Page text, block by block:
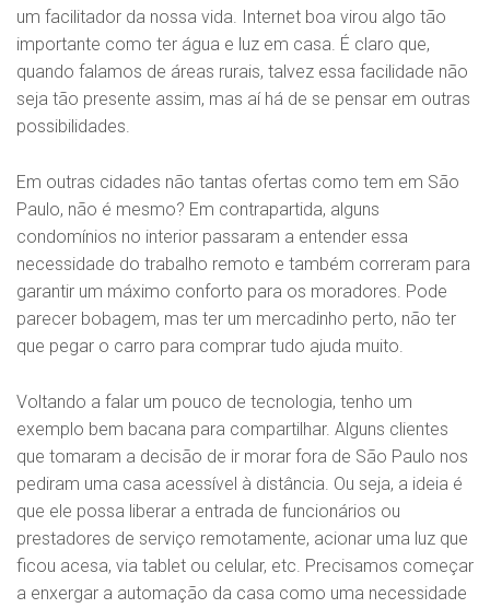
um facilitador da nossa vida. Internet boa virou algo tão
importante como ter água e luz em casa. É claro que,
quando falamos de áreas rurais, talvez essa facilidade não
seja tão presente assim, mas aí há de se pensar em outras
possibilidades.
Em outras cidades não tantas ofertas como tem em São
Paulo, não é mesmo? Em contrapartida, alguns
condomínios no interior passaram a entender essa
necessidade do trabalho remoto e também correram para
garantir um máximo conforto para os moradores. Pode
parecer bobagem, mas ter um mercadinho perto, não ter
que pegar o carro para comprar tudo ajuda muito.
Voltando a falar um pouco de tecnologia, tenho um
exemplo bem bacana para compartilhar. Alguns clientes
que tomaram a decisão de ir morar fora de São Paulo nos
pediram uma casa acessível à distância. Ou seja, a ideia é
que ele possa liberar a entrada de funcionários ou
prestadores de serviço remotamente, acionar uma luz que
ficou acesa, via tablet ou celular, etc. Precisamos começar
a enxergar a automação da casa como uma necessidade